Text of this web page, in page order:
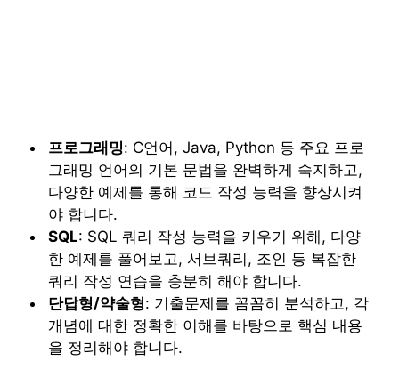
프로그래밍: C언어, Java, Python 등 주요 프로
그래밍 언어의 기본 문법을 완벽하게 숙지하고,
다양한 예제를 통해 코드 작성 능력을 향상시켜
야 합니다.
SQL: SQL 쿼리 작성 능력을 키우기 위해, 다양
한 예제를 풀어보고, 서브쿼리, 조인 등 복잡한
쿼리 작성 연습을 충분히 해야 합니다.
단답형/약술형: 기출문제를 꼼꼼히 분석하고, 각
개념에 대한 정확한 이해를 바탕으로 핵심 내용
을 정리해야 합니다.